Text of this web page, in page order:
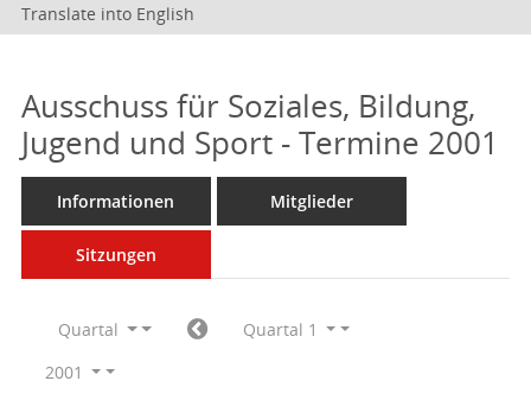
Translate into English
Ausschuss für Soziales, Bildung,
Jugend und Sport - Termine 2001
Informationen Mitglieder
Sitzungen
Quartal
Quartal 1
2001